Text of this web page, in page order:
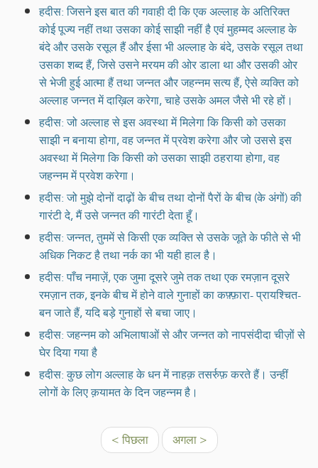
हदीस: जिसने इस बात की गवाही दी कि एक अल्लाह के अतिरिक्त
कोई पूज्य नहीं तथा उसका कोई साझी नहीं है एवं मुहम्मद अल्लाह के
बंदे और उसके रसूल हैं और ईसा भी अल्लाह के बंदे, उसके रसूल तथा
उसका शब्द हैं, जिसे उसने मरयम की ओर डाला था और उसकी ओर
से भेजी हुई आत्मा हैं तथा जन्नत और जहन्नम सत्य हैं, ऐसे व्यक्ति को
अल्लाह जन्नत में दाख़िल करेगा, चाहे उसके अमल जैसे भी रहे हों।
हदीस: जो अल्लाह से इस अवस्था में मिलेगा कि किसी को उसका
साझी न बनाया होगा, वह जन्नत में प्रवेश करेगा और जो उससे इस
अवस्था में मिलेगा कि किसी को उसका साझी ठहराया होगा, वह
जहन्नम में प्रवेश करेगा।
हदीस: जो मुझे दोनों दाढ़ों के बीच तथा दोनों पैरों के बीच (के अंगों) की
गारंटी दे, मैं उसे जन्नत की गारंटी देता हूँ।
हदीस: जन्नत, तुममें से किसी एक व्यक्ति से उसके जूते के फीते से भी
अधिक निकट है तथा नर्क का भी यही हाल है।
हदीस: पाँच नमाज़ें, एक जुमा दूसरे जुमे तक तथा एक रमज़ान दूसरे
रमज़ान तक, इनके बीच में होने वाले गुनाहों का कफ़्फ़ारा- प्रायश्चित-
बन जाते हैं, यदि बड़े गुनाहों से बचा जाए।
हदीस: जहन्नम को अभिलाषाओं से और जन्नत को नापसंदीदा चीज़ों से
घेर दिया गया है
हदीस: कुछ लोग अल्लाह के धन में नाहक़ तसर्रुफ़ करते हैं। उन्हीं
लोगों के लिए क़यामत के दिन जहन्नम है।
< पिछला अगला >